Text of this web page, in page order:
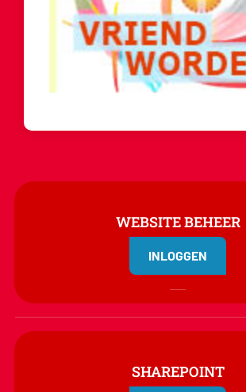
WEBSITE BEHEER
INLOGGEN
SHAREPOINT